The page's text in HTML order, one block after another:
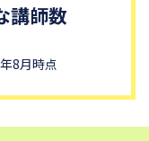
講師数
8月時点